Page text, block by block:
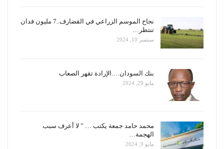
نجاح الموسم الزراعي في القضارف..7 مليون فدان
تنتظر…
سبتمبر 10, 2024
بنك السودان….الإرادة تقهر الصعاب
مايو 29, 2024
محمد حامد جمعة يكتب … ” لا أعرف سبب
الهجمة…
مايو 9, 2024